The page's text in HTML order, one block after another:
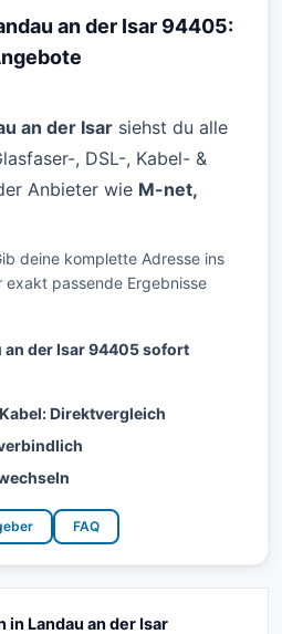
an der Isar 94405:
an der Isar siehst du alle
, DSL-, Kabel- &
Anbieter wie M-net,
deine komplette Adresse ins
passende Ergebnisse
an der Isar 94405 sofort
Direktvergleich
FAQ
Landau an der Isar